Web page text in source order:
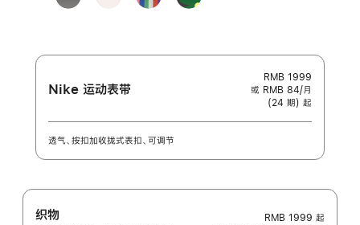
灰
虹
Unity
结
Nike 运动表带
RMB 1999
或 RMB 84/月
(24 期) 起
透气、按扣加收拢式表扣、可调节
织物 RMB 1999 起